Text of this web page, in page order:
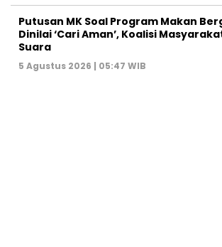
Putusan MK Soal Program Makan
Dinilai ‘Cari Aman’, Koalisi
Suara
5 Agustus 2026 | 05:47 WIB